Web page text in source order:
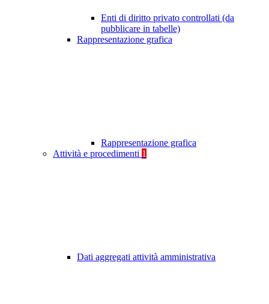
Enti di diritto privato controllati (da
pubblicare in tabelle)
Rappresentazione grafica
Rappresentazione grafica
Attività e procedimenti 1
Dati aggregati attività amministrativa